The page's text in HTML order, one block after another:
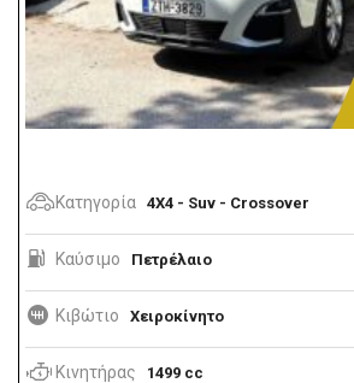
Κατηγορία 4X4 - Suv - Crossover
Καύσιμο Πετρέλαιο
Κιβώτιο Χειροκίνητο
Κινητήρας 1499 cc